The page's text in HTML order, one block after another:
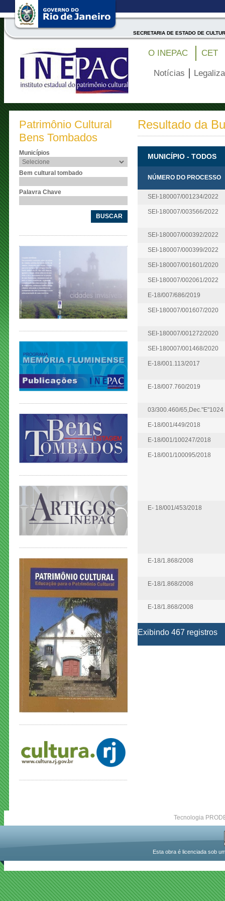
SECRETARIA DE ESTADO DE
O INEPAC CET
Notícias
Patrimônio Cultural
Bens Tombados
Municípios
Bem cultural tombado
Palavra Chave
BUSCAR
Resultado da
MUNICÍPIO - TODOS
NÚMERO DO PROCESSO
SEI-180007/001234/2022
SEI-180007/003566/2022
SEI-180007/000392/2022
SEI-180007/000399/2022
SEI-180007/001601/2020
SEI-180007/002061/2022
E-18/007/686/2019
SEI-180007/001607/2020
SEI-180007/001272/2020
SEI-180007/001468/2020
E-18/001.113/2017
E-18/007.760/2019
03/300.460/65,Dec."E"1024
E-18/001/449/2018
E-18/001/100247/2018
E-18/001/100095/2018
E- 18/001/453/2018
E-18/1.868/2008
E-18/1.868/2008
E-18/1.868/2008
Exibindo 467 registros
Tecnologia
Esta obra é licenciada sob